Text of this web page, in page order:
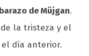
de Müjgan.
la tristeza y el
día anterior.